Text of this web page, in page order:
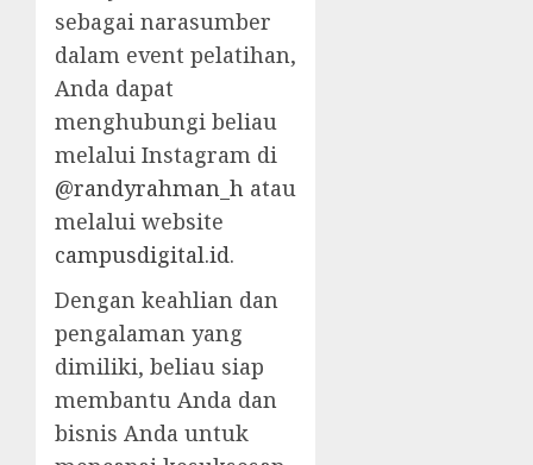
sebagai narasumber
dalam event pelatihan,
Anda dapat
menghubungi beliau
melalui Instagram di
@randyrahman_h atau
melalui website
campusdigital.id.
Dengan keahlian dan
pengalaman yang
dimiliki, beliau siap
membantu Anda dan
bisnis Anda untuk